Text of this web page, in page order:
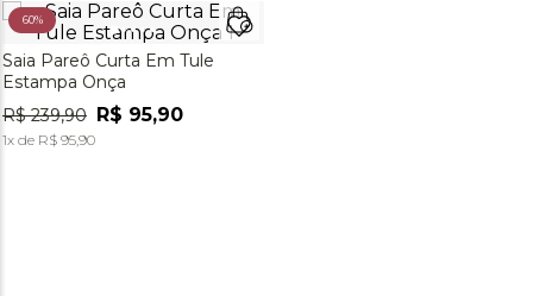
60%
Saia Pareô Curta Em Tule
Estampa Onça
R$ 239,90 R$ 95,90
1x de R$ 95,90